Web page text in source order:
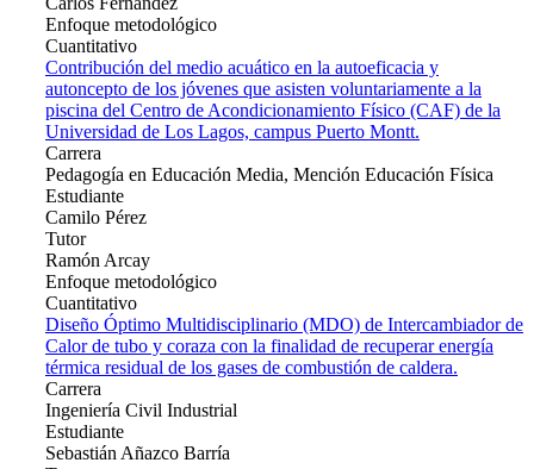
Enfoque metodológico
Cuantitativo
Contribución del medio acuático en la autoeficacia y
autoncepto de los jóvenes que asisten voluntariamente a la
piscina del Centro de Acondicionamiento Físico (CAF) de la
Universidad de Los Lagos, campus Puerto Montt.
Carrera
Pedagogía en Educación Media, Mención Educación Física
Estudiante
Camilo Pérez
Tutor
Ramón Arcay
Enfoque metodológico
Cuantitativo
Diseño Óptimo Multidisciplinario (MDO) de Intercambiador de
Calor de tubo y coraza con la finalidad de recuperar energía
térmica residual de los gases de combustión de caldera.
Carrera
Ingeniería Civil Industrial
Estudiante
Sebastián Añazco Barría